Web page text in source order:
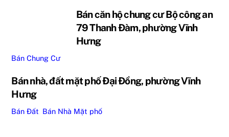
Bán căn hộ chung cư Bộ công an
79 Thanh Đàm, phường Vĩnh
Hưng
Bán Chung Cư
Bán nhà, đất mặt phố Đại Đồng, phường Vĩnh
Hưng
Bán Đất Bán Nhà Mặt phố